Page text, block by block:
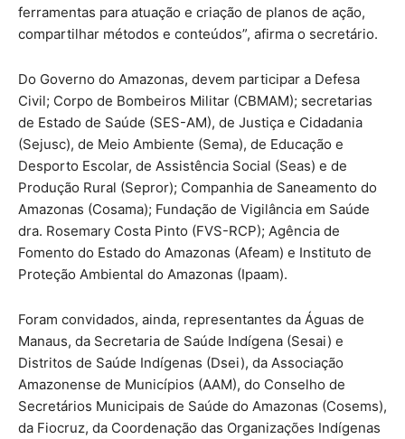
ferramentas para atuação e criação de planos de ação,
compartilhar métodos e conteúdos”, afirma o secretário.
Do Governo do Amazonas, devem participar a Defesa
Civil; Corpo de Bombeiros Militar (CBMAM); secretarias
de Estado de Saúde (SES-AM), de Justiça e Cidadania
(Sejusc), de Meio Ambiente (Sema), de Educação e
Desporto Escolar, de Assistência Social (Seas) e de
Produção Rural (Sepror); Companhia de Saneamento do
Amazonas (Cosama); Fundação de Vigilância em Saúde
dra. Rosemary Costa Pinto (FVS-RCP); Agência de
Fomento do Estado do Amazonas (Afeam) e Instituto de
Proteção Ambiental do Amazonas (Ipaam).
Foram convidados, ainda, representantes da Águas de
Manaus, da Secretaria de Saúde Indígena (Sesai) e
Distritos de Saúde Indígenas (Dsei), da Associação
Amazonense de Municípios (AAM), do Conselho de
Secretários Municipais de Saúde do Amazonas (Cosems),
da Fiocruz, da Coordenação das Organizações Indígenas